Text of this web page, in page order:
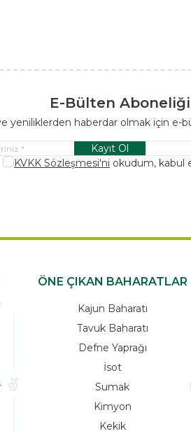
E-Bülten Aboneliği
yeniliklerden haberdar olmak için e-
Kayıt Ol
KVKK Sözleşmesi'ni okudum, kabul
ÖNE ÇIKAN BAHARATLAR
Kajun Baharatı
Tavuk Baharatı
Defne Yaprağı
İsot
Sumak
Kimyon
Kekik